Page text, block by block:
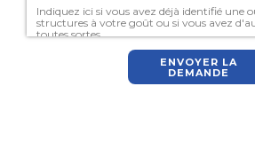
ENVOYER LA
DEMANDE